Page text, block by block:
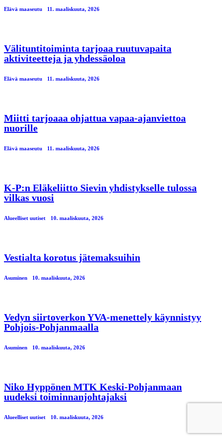
Elävä maaseutu 11. maaliskuuta, 2026
Välituntitoiminta tarjoaa ruutuvapaita
aktiviteetteja ja yhdessäoloa
Elävä maaseutu 11. maaliskuuta, 2026
Miitti tarjoaaa ohjattua vapaa-ajanviettoa
nuorille
Elävä maaseutu 11. maaliskuuta, 2026
K-P:n Eläkeliitto Sievin yhdistykselle tulossa
vilkas vuosi
Alueelliset uutiset 10. maaliskuuta, 2026
Vestialta korotus jätemaksuihin
Asuminen 10. maaliskuuta, 2026
Vedyn siirtoverkon YVA-menettely käynnistyy
Pohjois-Pohjanmaalla
Asuminen 10. maaliskuuta, 2026
Niko Hyppönen MTK Keski-Pohjanmaan
uudeksi toiminnanjohtajaksi
Alueelliset uutiset 10. maaliskuuta, 2026